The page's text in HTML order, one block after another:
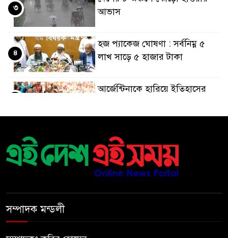
আভাস
৩
হজ প্যাকেজ ঘোষণা : সর্বনিম্ন ৫
লাখ সাড়ে ৫ হাজার টাকা
৪
আর্জেন্টিনাকে হারিয়ে ইতিহাসের
স্পেন
রানার্সআপ হয়েও বীরের মর্যাদা,
আর্জেন্টিনায় সাধারণ ছুটি ঘোষণা
৬
৭
সম্পাদক মন্ডলী